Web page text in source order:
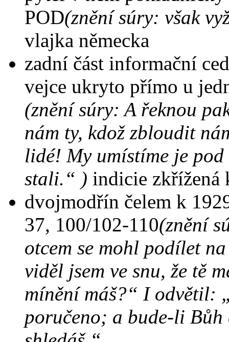
POD(znění súry: však
vlajka německa
zadní část informační
vejce ukryto přímo u
(znění súry: A řeknou
nám ty, kdož zbloudit
lidé! My umístíme je pod
stali.“ ) indicie zkřížená
dvojmodřín čelem k
37, 100/102-110(znění
otcem se mohl podílet
viděl jsem ve snu, že tě
mínění máš?“ I odvětil:
poručeno; a bude-li Bůh